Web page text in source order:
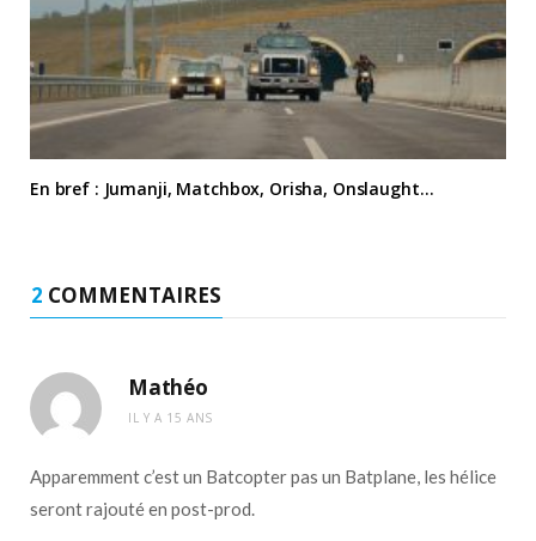
En bref : Jumanji, Matchbox, Orisha, Onslaught…
2 COMMENTAIRES
Mathéo
IL Y A 15 ANS
Apparemment c’est un Batcopter pas un Batplane, les hélice
seront rajouté en post-prod.